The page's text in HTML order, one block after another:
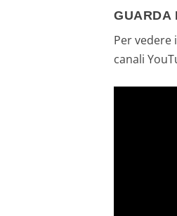
GUARDA
Per vedere
canali